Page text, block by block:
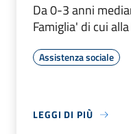
Da 0-3 anni
Famiglia' di cui
Assistenza sociale
LEGGI DI PIÙ